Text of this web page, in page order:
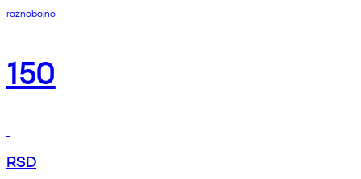
raznobojno
150
RSD